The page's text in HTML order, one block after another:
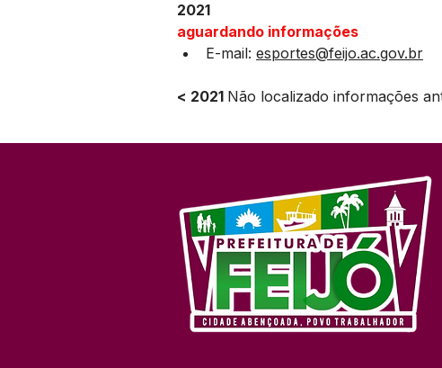
2021
aguardando informações
E-mail: esportes@feijo.ac.gov.br
< 2021 Não localizado informações